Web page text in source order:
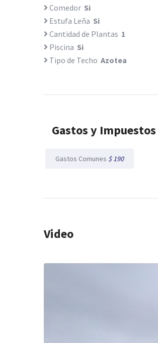
Comedor Si
Estufa Leña Si
Cantidad de Plantas 1
Piscina Si
Tipo de Techo Azotea
Gastos y Impuestos
Gastos Comunes $ 190
Video